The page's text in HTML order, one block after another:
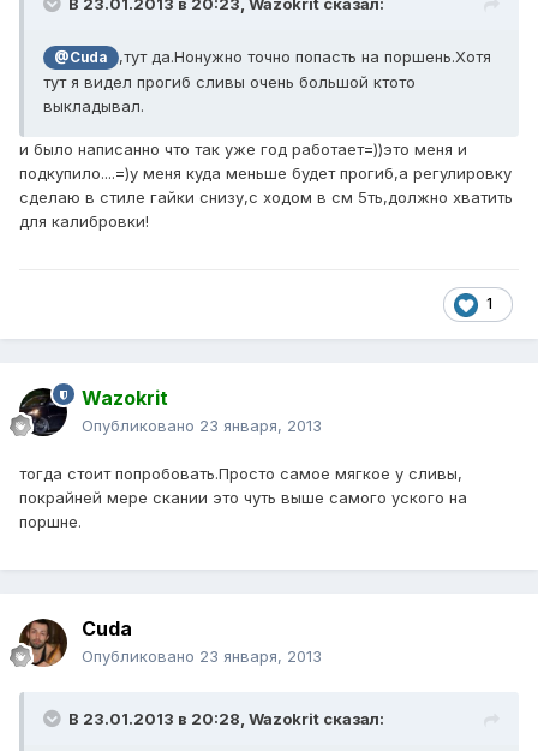
В 23.01.2013 в 20:23, Wazokrit сказал:
@Cuda
,тут да.Нонужно точно попасть на поршень.Хотя
тут я видел прогиб сливы очень большой ктото
выкладывал.
и было написанно что так уже год работает=))это меня и
подкупило....=)у меня куда меньше будет прогиб,а регулировку
сделаю в стиле гайки снизу,с ходом в см 5ть,должно хватить
для калибровки!
1
Wazokrit
Опубликовано 23 января, 2013
тогда стоит попробовать.Просто самое мягкое у сливы,
покрайней мере скании это чуть выше самого уского на
поршне.
Cuda
Опубликовано 23 января, 2013
В 23.01.2013 в 20:28, Wazokrit сказал: